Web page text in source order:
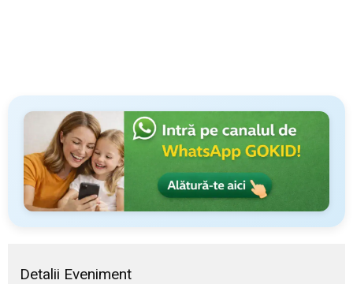
Detalii Eveniment